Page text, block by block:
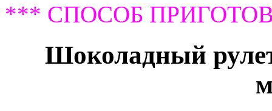
*** СПОСОБ
Шоколадный